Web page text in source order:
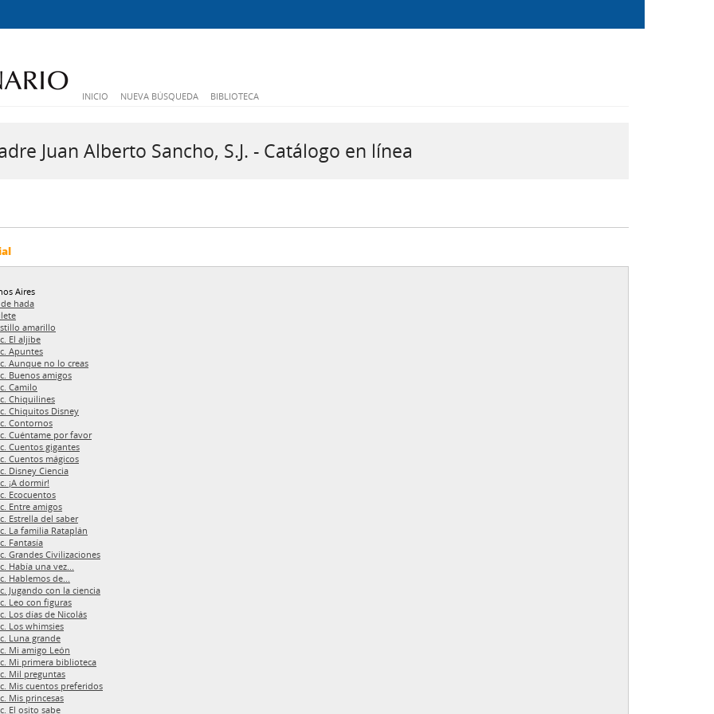
INICIO NUEVA BÚSQUEDA BIBLIOTECA
Juan Alberto Sancho, S.J. - Catálogo en línea
Aires
hada
amarillo
El aljibe
Apuntes
Aunque no lo creas
Buenos amigos
Camilo
Chiquilines
Chiquitos Disney
Contornos
Cuéntame por favor
Cuentos gigantes
Cuentos mágicos
Disney Ciencia
¡A dormir!
Ecocuentos
Entre amigos
Estrella del saber
La familia Rataplán
Fantasía
Grandes Civilizaciones
Había una vez...
Hablemos de...
Jugando con la ciencia
Leo con figuras
Los días de Nicolás
Los whimsies
Luna grande
Mi amigo León
Mi primera biblioteca
Mil preguntas
Mis cuentos preferidos
Mis princesas
El osito sabe